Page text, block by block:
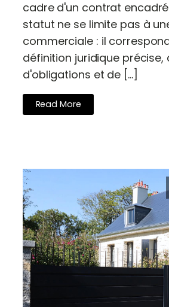
cadre d'un contrat
statut ne se limite pas à
commerciale : il
définition juridique précise,
d'obligations et de […]
Read More